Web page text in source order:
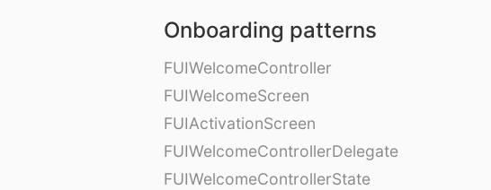
Onboarding patterns
FUIWelcomeController
FUIWelcomeScreen
FUIActivationScreen
FUIWelcomeControllerDelegate
FUIWelcomeControllerState